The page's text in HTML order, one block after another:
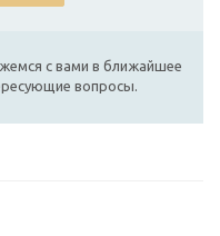
с вами в ближайшее
вопросы.